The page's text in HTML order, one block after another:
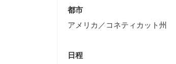
都市
アメリカ／コネティカット州
日程